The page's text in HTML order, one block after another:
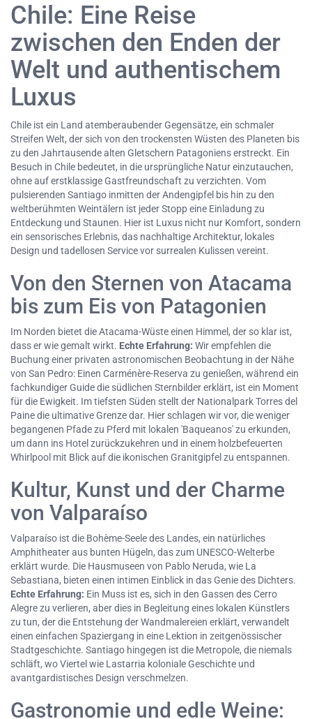
Chile: Eine Reise
zwischen den Enden der
Welt und authentischem
Luxus
Chile ist ein Land atemberaubender Gegensätze, ein schmaler
Streifen Welt, der sich von den trockensten Wüsten des Planeten bis
zu den Jahrtausende alten Gletschern Patagoniens erstreckt. Ein
Besuch in Chile bedeutet, in die ursprüngliche Natur einzutauchen,
ohne auf erstklassige Gastfreundschaft zu verzichten. Vom
pulsierenden Santiago inmitten der Andengipfel bis hin zu den
weltberühmten Weintälern ist jeder Stopp eine Einladung zu
Entdeckung und Staunen. Hier ist Luxus nicht nur Komfort, sondern
ein sensorisches Erlebnis, das nachhaltige Architektur, lokales
Design und tadellosen Service vor surrealen Kulissen vereint.
Von den Sternen von Atacama
bis zum Eis von Patagonien
Im Norden bietet die Atacama-Wüste einen Himmel, der so klar ist,
dass er wie gemalt wirkt. Echte Erfahrung: Wir empfehlen die
Buchung einer privaten astronomischen Beobachtung in der Nähe
von San Pedro: Einen Carménère-Reserva zu genießen, während ein
fachkundiger Guide die südlichen Sternbilder erklärt, ist ein Moment
für die Ewigkeit. Im tiefsten Süden stellt der Nationalpark Torres del
Paine die ultimative Grenze dar. Hier schlagen wir vor, die weniger
begangenen Pfade zu Pferd mit lokalen 'Baqueanos' zu erkunden,
um dann ins Hotel zurückzukehren und in einem holzbefeuerten
Whirlpool mit Blick auf die ikonischen Granitgipfel zu entspannen.
Kultur, Kunst und der Charme
von Valparaíso
Valparaíso ist die Bohème-Seele des Landes, ein natürliches
Amphitheater aus bunten Hügeln, das zum UNESCO-Welterbe
erklärt wurde. Die Hausmuseen von Pablo Neruda, wie La
Sebastiana, bieten einen intimen Einblick in das Genie des Dichters.
Echte Erfahrung: Ein Muss ist es, sich in den Gassen des Cerro
Alegre zu verlieren, aber dies in Begleitung eines lokalen Künstlers
zu tun, der die Entstehung der Wandmalereien erklärt, verwandelt
einen einfachen Spaziergang in eine Lektion in zeitgenössischer
Stadtgeschichte. Santiago hingegen ist die Metropole, die niemals
schläft, wo Viertel wie Lastarria koloniale Geschichte und
avantgardistisches Design verschmelzen.
Gastronomie und edle Weine: